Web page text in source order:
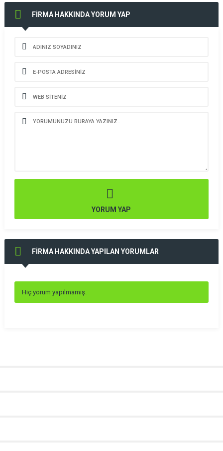
FİRMA HAKKINDA YORUM YAP
YORUM YAP
FİRMA HAKKINDA YAPILAN YORUMLAR
Hiç yorum yapılmamış.